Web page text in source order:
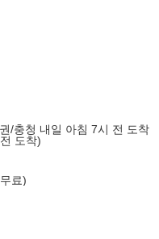
/충청 내일 아침 7시 전 도착
도착)
료)